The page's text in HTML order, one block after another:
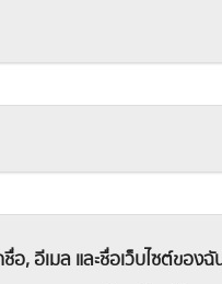
อ, อีเมล และชื่อเว็บไซต์ของฉั